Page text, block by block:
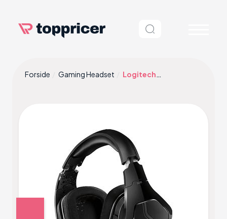
Forside Gaming Headset Logitech G635 LightSync